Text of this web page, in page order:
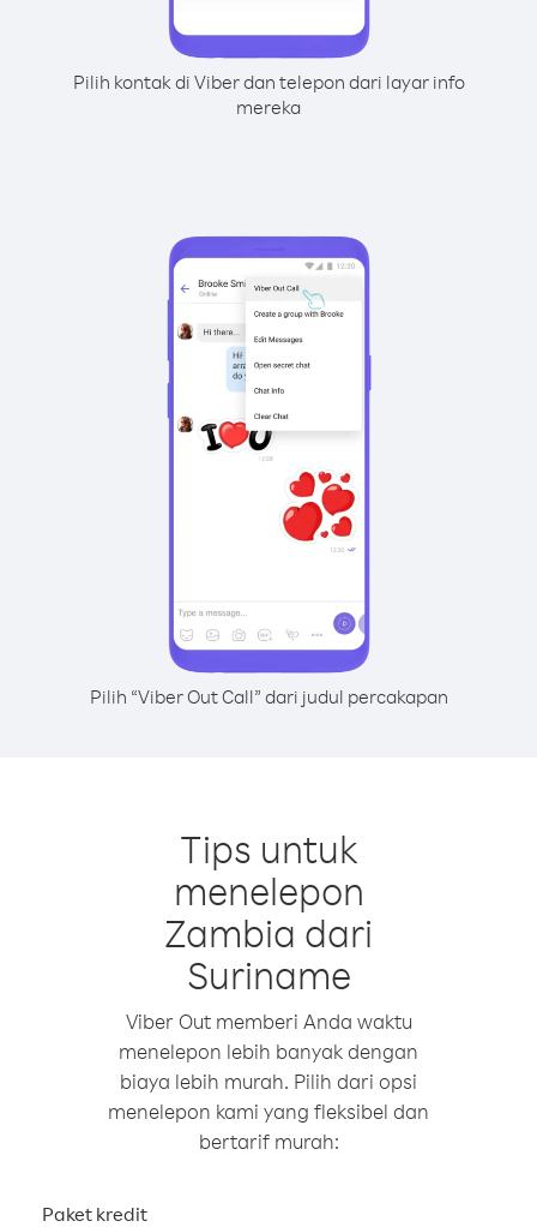
Pilih kontak di Viber dan telepon dari layar info
mereka
Pilih “Viber Out Call” dari judul percakapan
Tips untuk
menelepon
Zambia dari
Suriname
Viber Out memberi Anda waktu
menelepon lebih banyak dengan
biaya lebih murah. Pilih dari opsi
menelepon kami yang fleksibel dan
bertarif murah:
Paket kredit